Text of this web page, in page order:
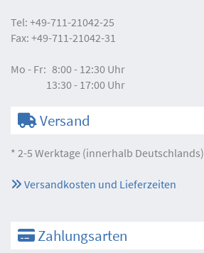
Tel: +49-711-21042-25
Fax: +49-711-21042-31
Mo - Fr: 8:00 - 12:30 Uhr
13:30 - 17:00 Uhr
Versand
* 2-5 Werktage (innerhalb Deutschlands)
Versandkosten und Lieferzeiten
Zahlungsarten